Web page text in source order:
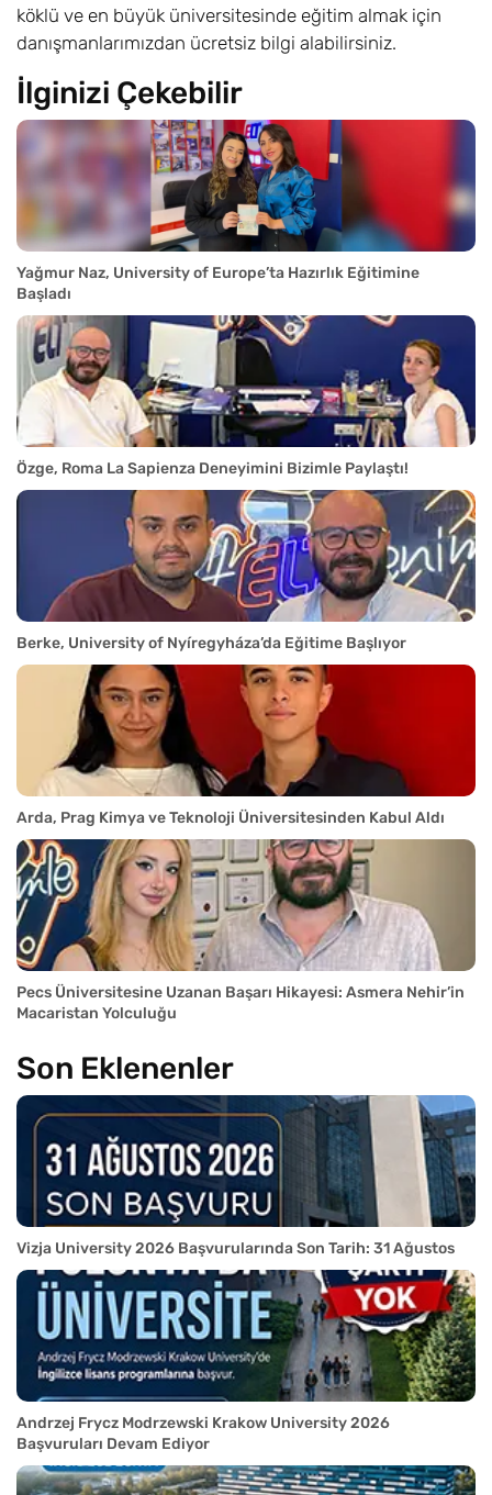
İlginizi Çekebilir
Yağmur Naz, University of Europe’ta Hazırlık Eğitimine
Başladı
Özge, Roma La Sapienza Deneyimini Bizimle Paylaştı!
Berke, University of Nyíregyháza’da Eğitime Başlıyor
Arda, Prag Kimya ve Teknoloji Üniversitesinden Kabul Aldı
Pecs Üniversitesine Uzanan Başarı Hikayesi: Asmera Nehir’in
Macaristan Yolculuğu
Son Eklenenler
Vizja University 2026 Başvurularında Son Tarih: 31 Ağustos
Andrzej Frycz Modrzewski Krakow University 2026
Başvuruları Devam Ediyor
köklü ve en büyük üniversitesinde eğitim almak için
danışmanlarımızdan ücretsiz bilgi alabilirsiniz.